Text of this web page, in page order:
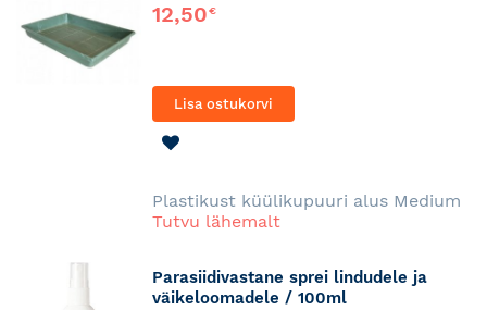
12,50€
Lisa ostukorvi
Plastikust küülikupuuri alus Medium
Tutvu lähemalt
Parasiidivastane sprei lindudele ja
väikeloomadele / 100ml